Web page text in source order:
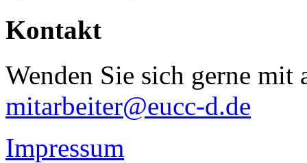
Kontakt
Wenden Sie sich gerne mit
mitarbeiter@eucc-d.de
Impressum